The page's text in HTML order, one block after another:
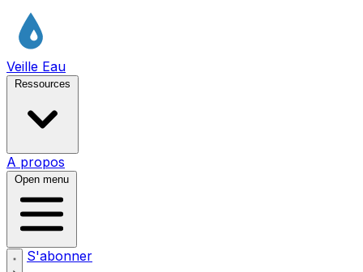
Veille Eau
Ressources
A propos
Open menu
S'abonner